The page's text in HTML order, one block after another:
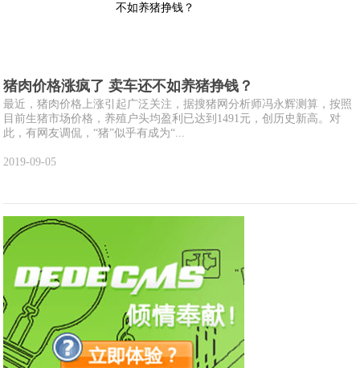
猪肉价格涨疯了 卖车还不如养猪挣钱？
最近，猪肉价格上涨引起广泛关注，据搜猪网分析师冯永辉测算，按照
目前生猪市场价格，养殖户头均盈利已达到1491元，创历史新高。对
此，有网友调侃，“猪”似乎有成为“...
2019-09-05